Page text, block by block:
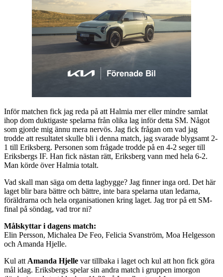
Inför matchen fick jag reda på att Halmia mer eller mindre samlat
ihop dom duktigaste spelarna från olika lag inför detta SM. Något
som gjorde mig ännu mera nervös. Jag fick frågan om vad jag
trodde att resultatet skulle bli i denna match, jag svarade blygsamt 2-
1 till Eriksberg. Personen som frågade trodde på en 4-2 seger till
Eriksbergs IF. Han fick nästan rätt, Eriksberg vann med hela 6-2.
Man körde över Halmia totalt.
Vad skall man säga om detta lagbygge? Jag finner inga ord. Det här
laget blir bara bättre och bättre, inte bara spelarna utan ledarna,
föräldrarna och hela organisationen kring laget. Jag tror på ett SM-
final på söndag, vad tror ni?
Målskyttar i dagens match:
Elin Persson, Michalea De Feo, Felicia Svanström, Moa Helgesson
och Amanda Hjelle.
Kul att Amanda Hjelle var tillbaka i laget och kul att hon fick göra
mål idag. Eriksbergs spelar sin andra match i gruppen imorgon